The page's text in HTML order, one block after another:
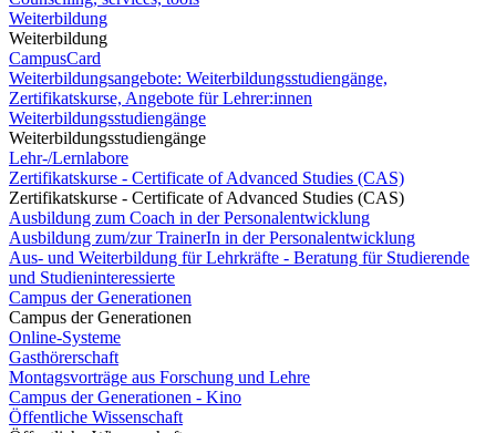
Weiterbildung
Weiterbildung
CampusCard
Weiterbildungsangebote: Weiterbildungsstudiengänge,
Zertifikatskurse, Angebote für Lehrer:innen
Weiterbildungsstudiengänge
Weiterbildungsstudiengänge
Lehr-/Lernlabore
Zertifikatskurse - Certificate of Advanced Studies (CAS)
Zertifikatskurse - Certificate of Advanced Studies (CAS)
Ausbildung zum Coach in der Personalentwicklung
Ausbildung zum/zur TrainerIn in der Personalentwicklung
Aus- und Weiterbildung für Lehrkräfte - Beratung für Studierende
und Studieninteressierte
Campus der Generationen
Campus der Generationen
Online-Systeme
Gasthörerschaft
Montagsvorträge aus Forschung und Lehre
Campus der Generationen - Kino
Öffentliche Wissenschaft